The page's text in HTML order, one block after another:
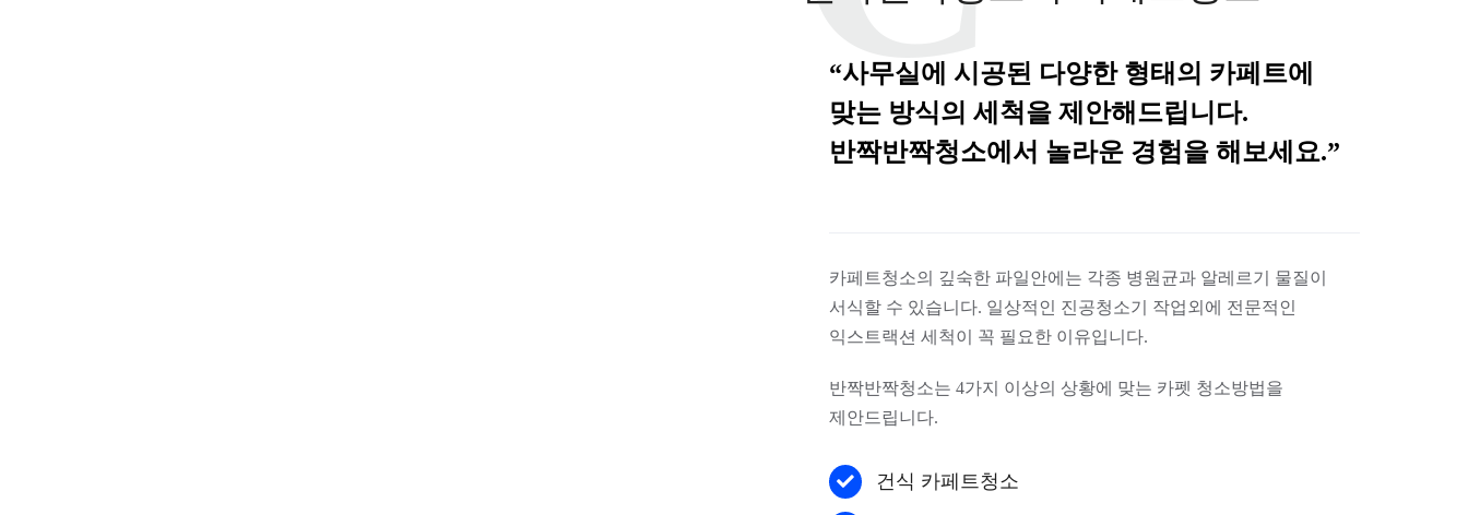
“사무실에 시공된 다양한 형태의 카페트에
맞는 방식의 세척을 제안해드립니다.
반짝반짝청소에서 놀라운 경험을 해보세요.”
카페트청소의 깊숙한 파일안에는 각종 병원균과 알레르기 물질이
서식할 수 있습니다. 일상적인 진공청소기 작업외에 전문적인
익스트랙션 세척이 꼭 필요한 이유입니다.
반짝반짝청소는 4가지 이상의 상황에 맞는 카펫 청소방법을
제안드립니다.
건식 카페트청소